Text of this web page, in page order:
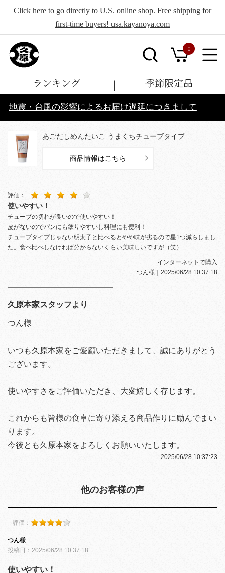
Click here to go directly to U.S. online shop. Free shipping for
first-time buyers! usa.kayanoya.com
0
ランキング 季節限定品
地震・台風の影響によるお届け遅延につきまして
あごだしめんたいこ うまくちチューブタイプ
商品情報はこちら
評価：
使いやすい！
チューブの切れが良いので使いやすい！
皮がないのでパンにも塗りやすいし料理にも便利！
チューブタイプじゃない明太子と比べるとやや味が劣るので星1つ減らしまし
た。食べ比べしなければ分からないくらい美味しいですが（笑）
インターネットで購入
つん様 ｜2025/06/28 10:37:18
久原本家スタッフより
つん様
いつも久原本家をご愛顧いただきまして、誠にありがとう
ございます。
使いやすさをご評価いただき、大変嬉しく存じます。
これからも皆様の食卓に寄り添える商品作りに励んでまい
ります。
今後とも久原本家をよろしくお願いいたします。
2025/06/28 10:37:23
他のお客様の声
評価：
つん様
投稿日：2025/06/28 10:37:18
使いやすい！